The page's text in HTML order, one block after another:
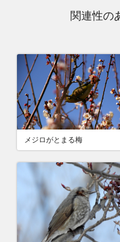
関連性の
メジロがとまる梅